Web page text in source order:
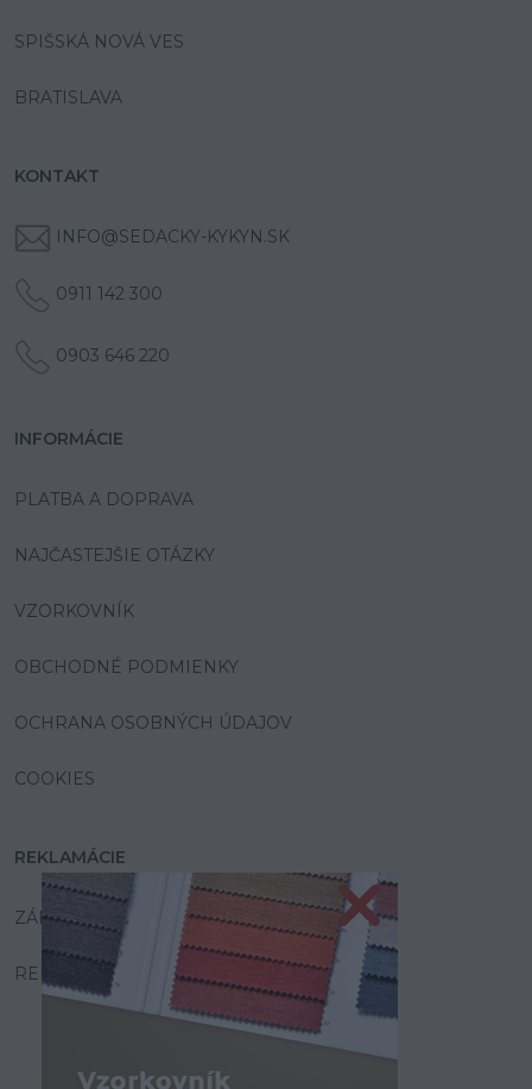
SPIŠSKÁ NOVÁ VES
BRATISLAVA
KONTAKT
INFO@SEDACKY-KYKYN.SK
0911 142 300
0903 646 220
INFORMÁCIE
PLATBA A DOPRAVA
NAJČASTEJŠIE OTÁZKY
VZORKOVNÍK
OBCHODNÉ PODMIENKY
OCHRANA OSOBNÝCH ÚDAJOV
COOKIES
REKLAMÁCIE
ZÁRUKA A SERVIS
REKLAMAČNÝ PORIADOK